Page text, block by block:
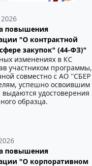
повышения
"О контрактной
закупок" (44-ФЗ)"
изменениях в КС
участником программы,
совместно с АО ''СБЕР
успешно освоившим
выдаются удостоверения
образца.
повышения
"О корпоративном